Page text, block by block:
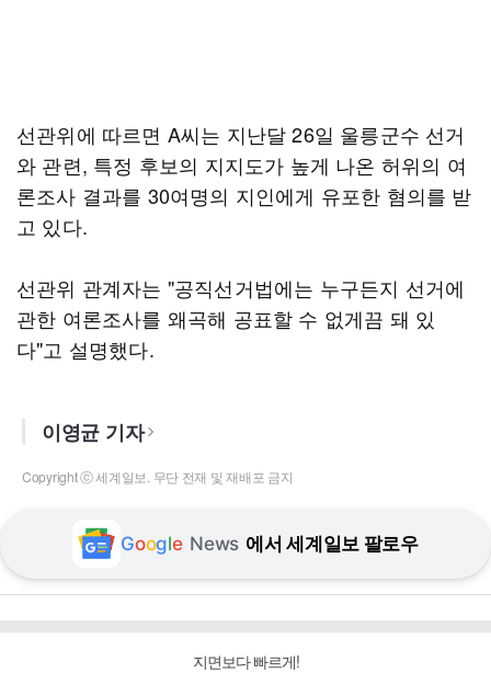
선관위에 따르면 A씨는 지난달 26일 울릉군수 선거
와 관련, 특정 후보의 지지도가 높게 나온 허위의 여
론조사 결과를 30여명의 지인에게 유포한 혐의를 받
고 있다.
선관위 관계자는 "공직선거법에는 누구든지 선거에
관한 여론조사를 왜곡해 공표할 수 없게끔 돼 있
다"고 설명했다.
이영균 기자
Copyright ⓒ 세계일보. 무단 전재 및 재배포 금지
Google News 에서 세계일보 팔로우
지면보다 빠르게!